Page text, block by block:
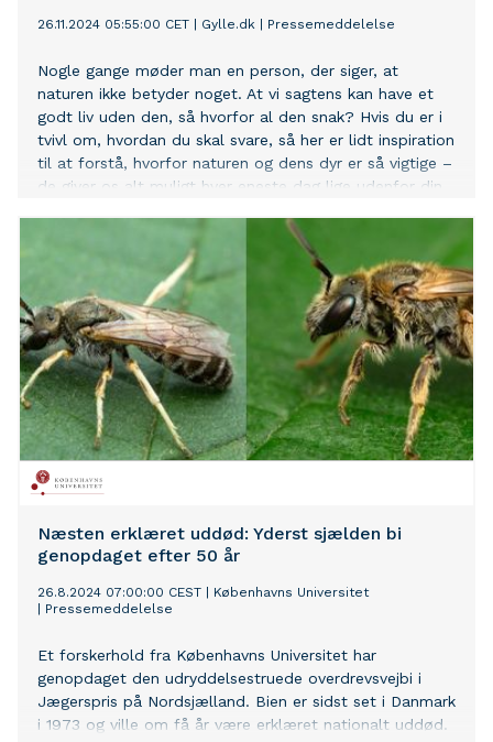
26.11.2024 05:55:00 CET Gylle.dk Pressemeddelelse
Nogle gange møder man en person, der siger, at
naturen ikke betyder noget. At vi sagtens kan have et
godt liv uden den, så hvorfor al den snak? Hvis du er i
tvivl om, hvordan du skal svare, så her er lidt inspiration
til at forstå, hvorfor naturen og dens dyr er så vigtige –
de giver os alt muligt hver eneste dag lige udenfor din
Næsten erklæret uddød: Yderst sjælden bi
genopdaget efter 50 år
26.8.2024 07:00:00 CEST
Københavns Universitet
Pressemeddelelse
Et forskerhold fra Københavns Universitet har
genopdaget den udryddelsestruede overdrevsvejbi i
Jægerspris på Nordsjælland. Bien er sidst set i Danmark
i 1973 og ville om få år være erklæret nationalt uddød.